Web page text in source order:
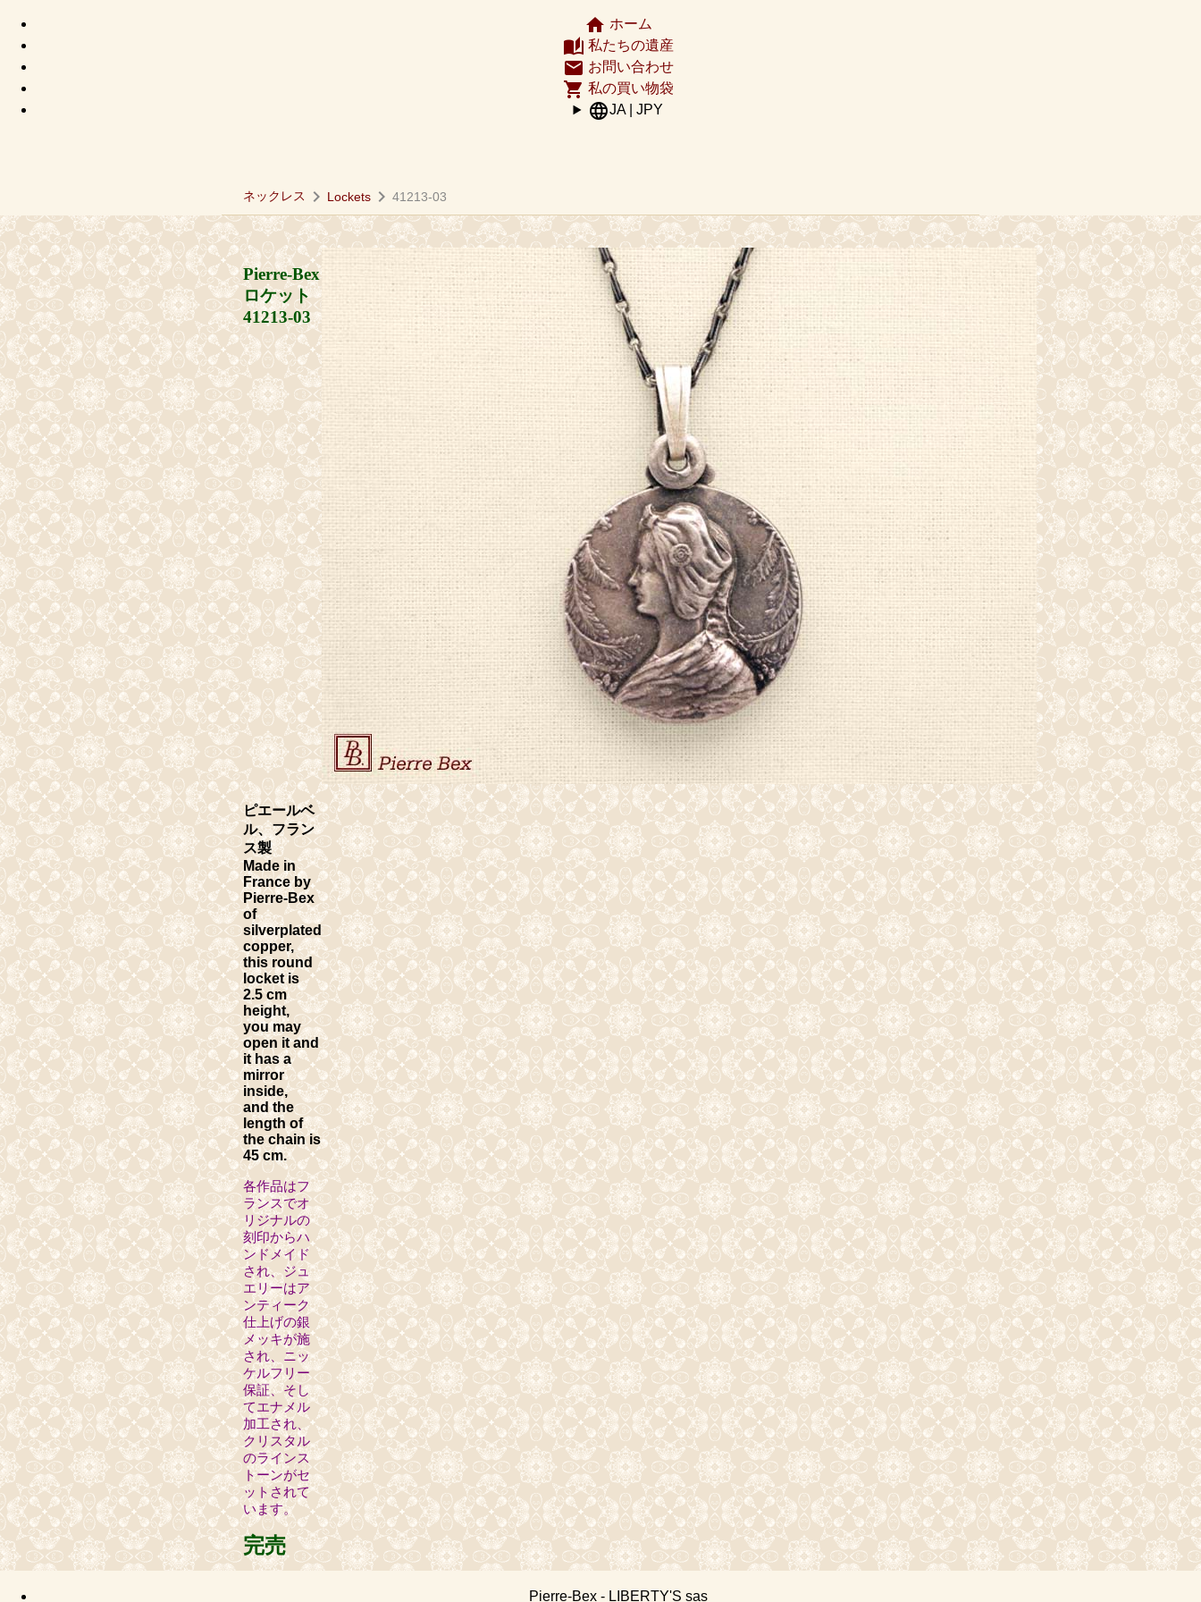
home ホーム
auto_stories 私たちの遺産
email お問い合わせ
shopping_cart 私の買い物袋
languageJA | JPY
ネックレス chevron_right Lockets chevron_right 41213-03
Pierre-Bex
ロケット
41213-03
ピエールベ
ル、フラン
ス製
Made in
France by
Pierre-Bex
of
silverplated
copper,
this round
locket is
2.5 cm
height,
you may
open it and
it has a
mirror
inside,
and the
length of
the chain is
45 cm.
各作品はフ
ランスでオ
リジナルの
刻印からハ
ンドメイド
され、ジュ
エリーはア
ンティーク
仕上げの銀
メッキが施
され、ニッ
ケルフリー
保証、そし
てエナメル
加工され、
クリスタル
のラインス
トーンがセ
ットされて
います。
完売
Pierre-Bex - LIBERTY'S sas